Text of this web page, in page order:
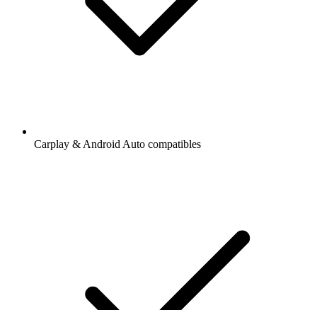
Carplay & Android Auto compatibles